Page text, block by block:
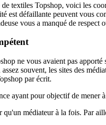
de textiles Topshop, voici les
est défaillante peuvent vous
vous a manqué de respect
ne vous avaient pas
souvent, les sites des
par écrit.
ayant pour objectif de mener
médiateur à la fois. Par